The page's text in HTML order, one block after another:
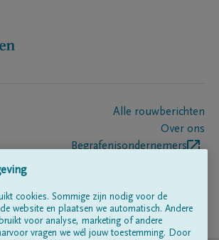
Alle rouwberichten
Over ons
Begrafenisondernemers
cookies. Sommige zijn nodig voor de
website en plaatsen we automatisch. Andere
voor analyse, marketing of andere
vragen we wél jouw toestemming. Door